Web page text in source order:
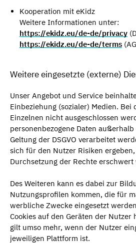
Kooperation mit eKidz
Weitere Informationen unter:
https://ekidz.eu/de-de/privacy
https://ekidz.eu/de-de/terms
Weitere eingesetzte (externe)
Unser Angebot und Service
Einbeziehung (sozialer) Medien. Bei
Einzelnen nicht ausgeschlossen
personenbezogene Daten
Geltung der DSGVO verarbeitet
sich für den Nutzer Risiken
Durchsetzung der Rechte
Des Weiteren kann es dabei zur
Nutzungsprofilen kommen, die für
werbliche Zwecke eingesetzt
Cookies auf den Geräten der
gilt umso mehr, wenn der Nutzer
jeweiligen Plattform ist.